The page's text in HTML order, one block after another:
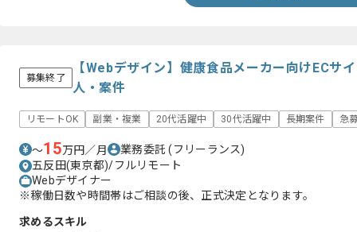
募集終了
【Webデザイン】健康食品メーカー向けECサ
人・案件
リモートOK 副業・複業 20代活躍中 30代活躍中 長期案件 急
〜15万円／月 業務委託(フリーランス)
五反田(東京都)/フルリモート
Webデザイナー
※稼働日数や時間帯はご相談の後、正式決定となります。
求めるスキル